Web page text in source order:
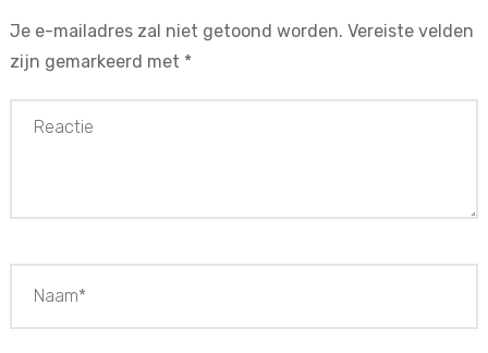
Je e-mailadres zal niet getoond worden. Vereiste velden
zijn gemarkeerd met *